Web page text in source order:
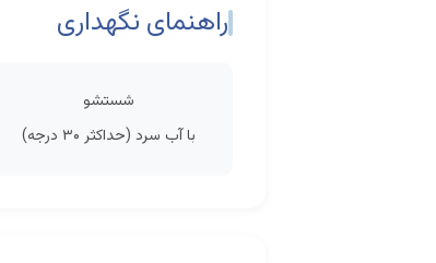
راهنمای نگهداری
شستشو
با آب سرد (حداکثر ۳۰ درجه)